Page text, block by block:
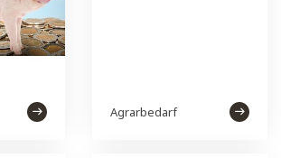
Agrarbedarf